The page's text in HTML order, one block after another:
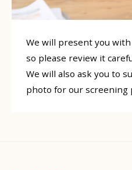
We will present you
so please review it
We will also ask you to
photo for our screening